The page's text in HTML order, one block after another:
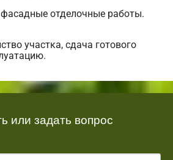
фасадные отделочные работы.
участка, сдача готового
или задать вопрос